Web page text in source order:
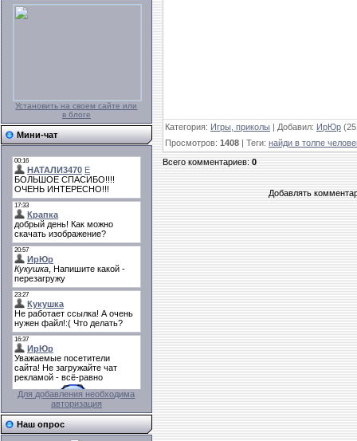
Установить на своем сайте или
в блоге
Мини-чат
Для добавления необходима
авторизация
Наш опрос
Категория: Игры, приколы | Добавил: ИрЮр
Просмотров: 1408 | Теги: найди в толпе
Всего комментариев:0
Добавлять